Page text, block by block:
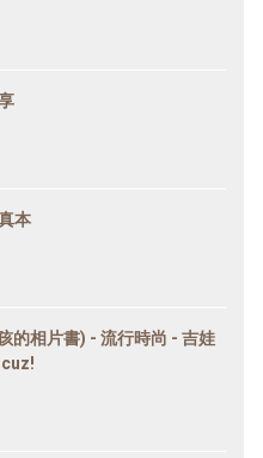
本
的相片書) - 流行時尚 - 吉娃